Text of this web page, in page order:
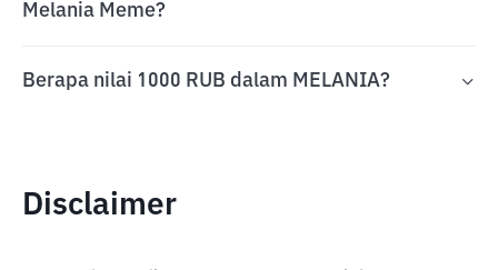
Melania Meme?
Berapa nilai 1000 RUB dalam MELANIA?
Disclaimer